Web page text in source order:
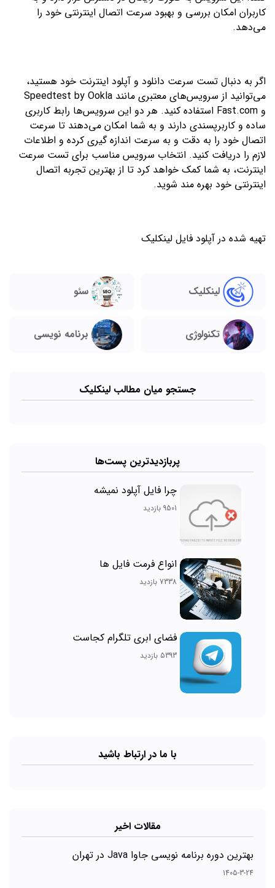
کاربران امکان بررسی و بهبود سرعت اتصال اینترنتی خود را
می‌دهد.
اگر به دنبال تست سرعت دانلود و آپلود اینترنت خود هستید،
می‌توانید از سرویس‌های معتبری مانند Speedtest by Ookla
و Fast.com استفاده کنید. هر دو این سرویس‌ها رابط کاربری
ساده و کاربرپسندی دارند و به شما امکان می‌دهند تا سرعت
اتصال خود را به دقت و به سرعت اندازه گیری کرده و اطلاعات
لازم را دریافت کنید. انتخاب سرویس مناسب برای تست سرعت
اینترنت، به شما کمک خواهد کرد تا از بهترین تجربه اتصال
اینترنتی خود بهره مند شوید.
تهیه شده در آپلود فایل لینکلیک
لینکلیک سئو
تکنولوژی برنامه نویسی
جستجو میان مطالب لینکلیک
پربازدیدترین پست‌ها
چرا فایل آپلود نمیشه
9501 بازدید
انواع فرمت فایل ها
7338 بازدید
فضای ابری تلگرام کجاست
5393 بازدید
با ما در ارتباط باشید
مقالات اخیر
بهترین دوره برنامه نویسی جاوا Java در تهران
1405-3-24